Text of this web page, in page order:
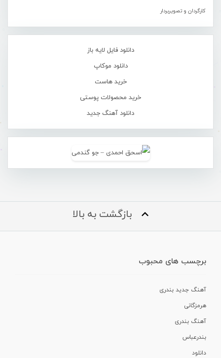
کارگردان و تصویربردار
دانلود فایل لایه باز
دانلود موکاپ
خرید هاست
خرید محصولات پوستی
دانلود آهنگ جدید
بازگشت به بالا
برچسب های محبوب
آهنگ جدید بندری
هرمزگانی
آهنگ بندری
بندرعباس
دانلود